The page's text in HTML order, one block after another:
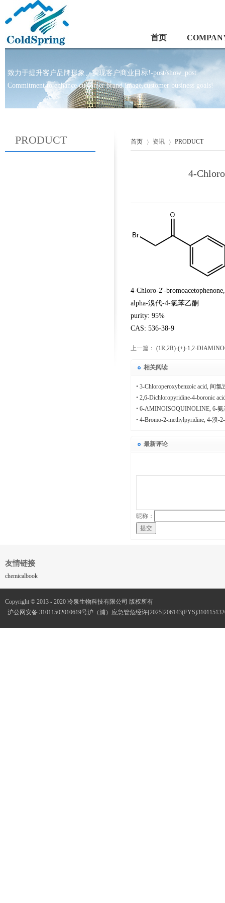
首页
致力于提升客户品牌形象、实现客户商业目标!-post/show_post
Commitment to enhance customer brand image,customer business goals!
PRODUCT 首页 资讯 PRODUCT
4-
4-Chloro-2'-
alpha-溴代-4-氯苯乙酮
purity: 95%
CAS: 536-38-9
上一篇： (1R,2R)-(+)-1,2-
(+)-1,2-二氨基环己烷-N,N'-双(2-苯
相关阅读
• 3-Chloroperoxybenzoic acid, 间
• 2,6-Dichloropyridine-4-boronic
• 6-AMINOISOQUINOLINE, 6-氨
• 4-Bromo-2-methylpyridine, 4-溴-
最新评论
昵称：
提交
友情链接
chemicalbook
Copyright © 2013 - 2020 冷泉生物科技有限公司 版权所有
沪公网安备 31011502010619号沪（浦）应急管危经许